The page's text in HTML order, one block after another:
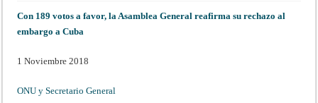
Con 189 votos a favor, la Asamblea General reafirma su rechazo al
embargo a Cuba
1 Noviembre 2018
ONU y Secretario General